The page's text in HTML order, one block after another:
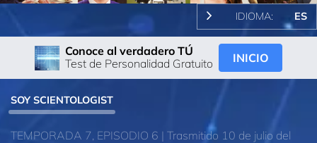
IDIOMA: ES
Conoce al verdadero TÚ
Test de Personalidad Gratuito
INICIO
SOY SCIENTOLOGIST
TEMPORADA 7, EPISODIO 6 | Trasmitido 10 de julio del